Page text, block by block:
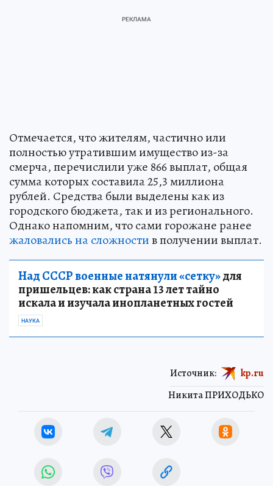
Отмечается, что жителям, частично или
полностью утратившим имущество из-за
смерча, перечислили уже 866 выплат, общая
сумма которых составила 25,3 миллиона
рублей. Средства были выделены как из
городского бюджета, так и из регионального.
Однако напомним, что сами горожане ранее
жаловались на сложностив получении выплат.
Над СССР военные натянули «сетку»для
пришельцев: как страна 13 лет тайно
искала и изучала инопланетных гостей
НАУКА
Никита ПРИХОДЬКО
Источник: kp.ru